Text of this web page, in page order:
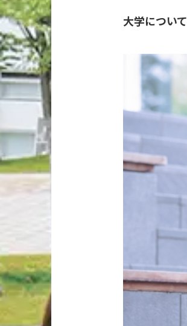
大学について